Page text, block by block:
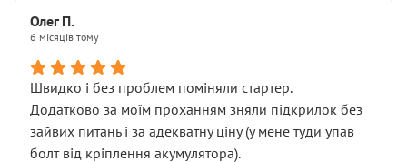
Олег П.
6 місяців тому
Швидко і без проблем поміняли стартер.
Додатково за моїм проханням зняли підкрилок без
зайвих питань і за адекватну ціну (у мене туди упав
болт від кріплення акумулятора).